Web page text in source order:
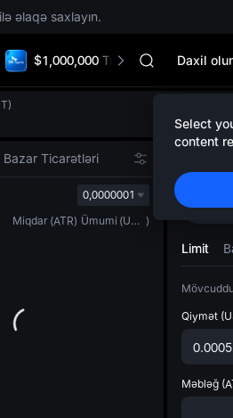
əlaqə saxlayın.
$1,000,000 TradFi GalaMINIMAX
UNITREE
Unitree
MINIMAX
CAP
Unitree
Daxil
Select
content
)
Bazar Ticarətləri
0,0000001
Miqdar (ATR) Ümumi ( USDT )
Limit
Qiymət
Məbləğ